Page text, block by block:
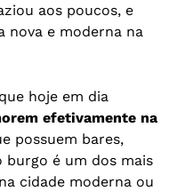
aos poucos, e
nova e moderna na
hoje em dia
efetivamente na
possuem bares,
burgo é um dos mais
cidade moderna ou